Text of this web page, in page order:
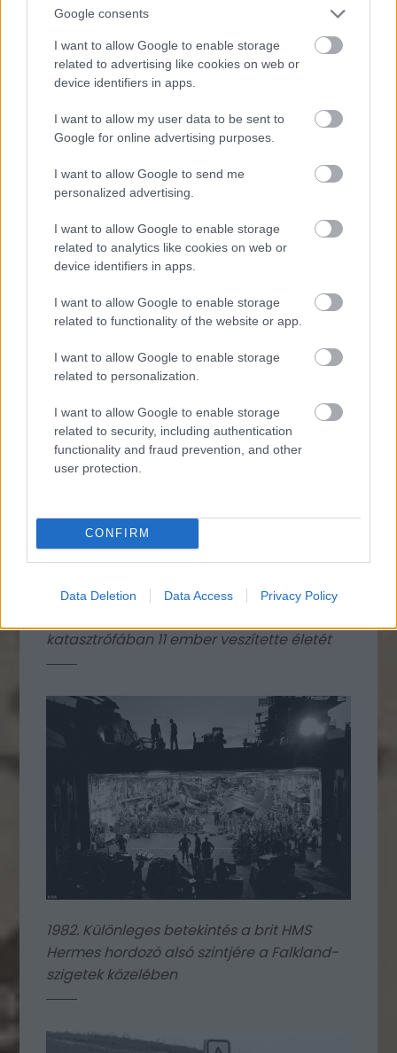
Google consents
I want to allow Google to enable storage
related to advertising like cookies on web or
device identifiers in apps.
I want to allow my user data to be sent to
Google for online advertising purposes.
I want to allow Google to send me
personalized advertising.
I want to allow Google to enable storage
related to analytics like cookies on web or
device identifiers in apps.
I want to allow Google to enable storage
related to functionality of the website or app.
I want to allow Google to enable storage
related to personalization.
I want to allow Google to enable storage
related to security, including authentication
functionality and fraud prevention, and other
user protection.
CONFIRM
Data Deletion Data Access Privacy Policy
1972. Szovjet rali dupla lámpás Volgával
Teton-folyó áttörte az épülő gátat, és
katasztrófában 11 ember veszítette életét
1982. Különleges betekintés a brit HMS
Hermes hordozó alsó szintjére a Falkland-
szigetek közelében